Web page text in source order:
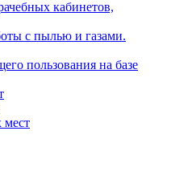
кабинетов,
с пылью и газами.
пользования на базе
мест